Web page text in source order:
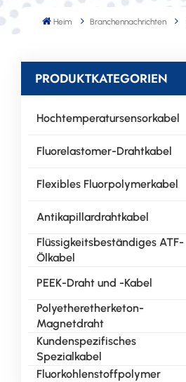
Heim Branchennachrichten
PRODUKTKATEGORIEN
Hochtemperatursensorkabel
Fluorelastomer-Drahtkabel
Flexibles Fluorpolymerkabel
Antikapillardrahtkabel
Flüssigkeitsbeständiges ATF-
Ölkabel
PEEK-Draht und -Kabel
Polyetheretherketon-
Magnetdraht
Kundenspezifisches
Spezialkabel
Fluorkohlenstoffpolymer